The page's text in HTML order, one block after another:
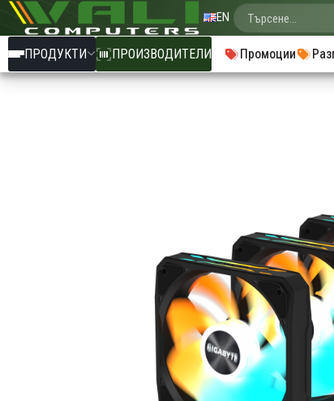
EN
ПРОДУКТИ ПРОИЗВОДИТЕЛИ Промоции